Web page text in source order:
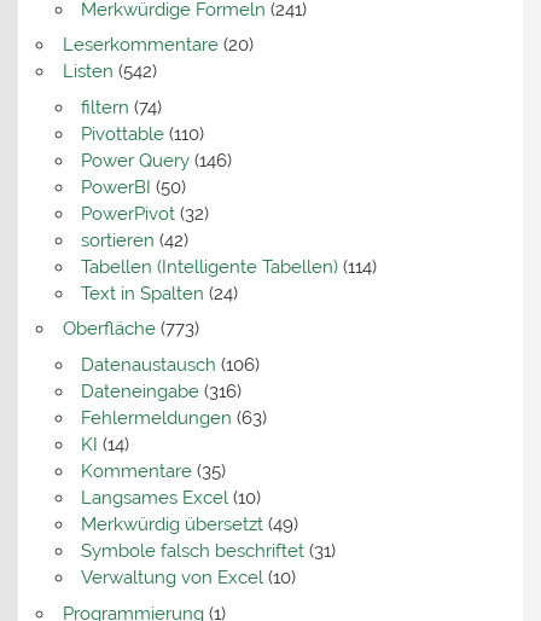
Merkwürdige Formeln (241)
Leserkommentare(20)
Listen (542)
filtern (74)
Pivottable(110)
Power Query(146)
PowerBI (50)
PowerPivot(32)
sortieren (42)
Tabellen (Intelligente Tabellen)(114)
Text in Spalten (24)
Oberfläche(773)
Datenaustausch (106)
Dateneingabe(316)
Fehlermeldungen (63)
KI (14)
Kommentare(35)
Langsames Excel(10)
Merkwürdig übersetzt(49)
Symbole falsch beschriftet(31)
Verwaltung von Excel(10)
Programmierung(1)